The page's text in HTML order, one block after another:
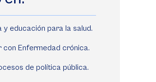
y educación para la salud.
con Enfermedad crónica.
de política pública.